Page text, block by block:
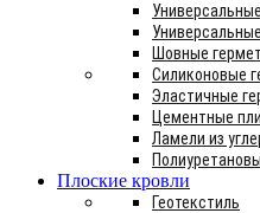
Шовные
Силиконовые
Эластичные
Цементные
Ламели из
Плоские кровли
Геотекстиль